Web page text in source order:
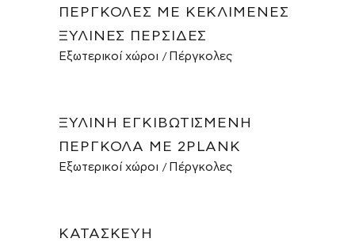
ΠΈΡΓΚΟΛΕΣ ΜΕ ΚΕΚΛΙΜΈΝΕΣ
ΞΎΛΙΝΕΣ ΠΕΡΣΊΔΕΣ
Εξωτερικοί χώροι Πέργκολες
ΞΎΛΙΝΗ ΕΓΚΙΒΩΤΙΣΜΈΝΗ
ΠΈΡΓΚΟΛΑ ΜΕ 2PLANK
Εξωτερικοί χώροι Πέργκολες
ΚΑΤΑΣΚΕΥΉ